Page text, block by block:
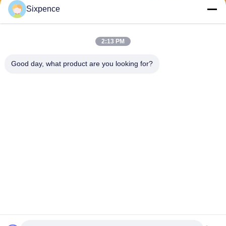
Sixpence
2:13 PM
Good day, what product are you looking for?